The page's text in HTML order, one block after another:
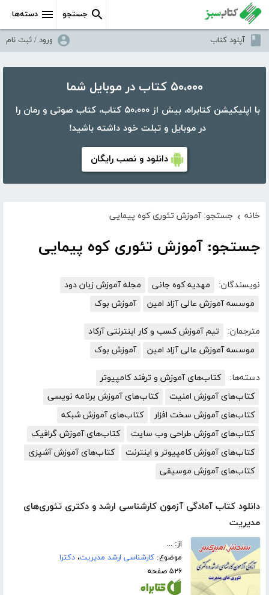
دسته‌ها جستجو
آپلود کتاب ورود / ثبت نام
۵۰،۰۰۰ کتاب در موبایل شما
با اپلیکیشن کتابراه، بیش از ۵۰،۰۰۰ کتاب، کتاب صوتی و رمان را
در موبایل و تبلت خود داشته باشید!
دانلود و نصب رایگان
خانه › جستجو: آموزش تئوری کوه پیمایی
جستجو: آموزش تئوری کوه پیمایی
نویسندگان: مهدیه کوه جانی
مجله آموزش زبان دود
موسسه آموزش عالی آزاد امین
آموزش بوک
مترجمان:
تیم آموزش کسب و کار اینترنتی آرکاد
موسسه آموزش عالی آزاد امین
آموزش بوک
دسته‌ها:
کتاب‌های آموزش و ترفند کامپیوتر
کتاب‌های آموزش امنیت
کتاب‌های آموزش برنامه نویسی
کتاب‌های آموزش سخت افزار
کتاب‌های آموزش شبکه
کتاب‌های آموزش طراحی وب سایت
کتاب‌های آموزش گرافیک
کتاب‌های آموزش کامپیوتر و اینترنت
کتاب‌های آموزش آشپزی
کتاب‌های آموزش موسیقی
دانلود کتاب آمادگی آزمون کارشناسی ارشد و دکتری تئوری‌های
مدیریت
از: ...
موضوع:کارشناسی ارشد مدیریت،دکترا
۵۲۶ صفحه